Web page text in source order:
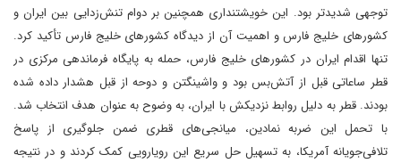
توجهی شدیدتر بود. این خویشتنداری همچنین بر دوام تنش‌زدایی بین ایران و
کشورهای خلیج فارس و اهمیت آن از دیدگاه کشورهای خلیج فارس تأکید کرد.
تنها اقدام ایران در کشورهای خلیج فارس، حمله به پایگاه فرماندهی مرکزی در
قطر ساعاتی قبل از آتش‌بس بود و واشینگتن و دوحه از قبل هشدار داده شده
بودند. قطر به دلیل روابط نزدیکش با ایران، به وضوح به عنوان هدف انتخاب شد.
با تحمل این ضربه نمادین، میانجی‌های قطری ضمن جلوگیری از پاسخ
تلافی‌جویانه آمریکا، به تسهیل حل سریع این رویارویی کمک کردند و در نتیجه